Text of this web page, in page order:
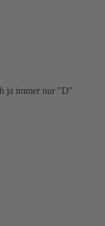
ja immer nur "D"